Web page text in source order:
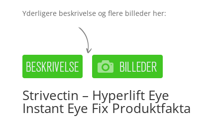
Yderligere beskrivelse og flere billeder her:
Strivectin – Hyperlift Eye
Instant Eye Fix Produktfakta